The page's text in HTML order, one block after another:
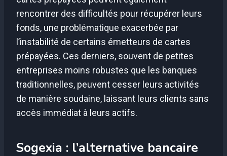
rencontrer des difficultés pour récupérer leurs
fonds, une problématique exacerbée par
l’instabilité de certains émetteurs de cartes
prépayées. Ces derniers, souvent de petites
entreprises moins robustes que les banques
traditionnelles, peuvent cesser leurs activités
de manière soudaine, laissant leurs clients sans
accès immédiat à leurs actifs.
Sogexia : l’alternative bancaire